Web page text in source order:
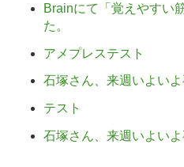
Brainにて「覚えやすい
た。
アメプレステスト
石塚さん、来週いよい
テスト
石塚さん、来週いよいよ